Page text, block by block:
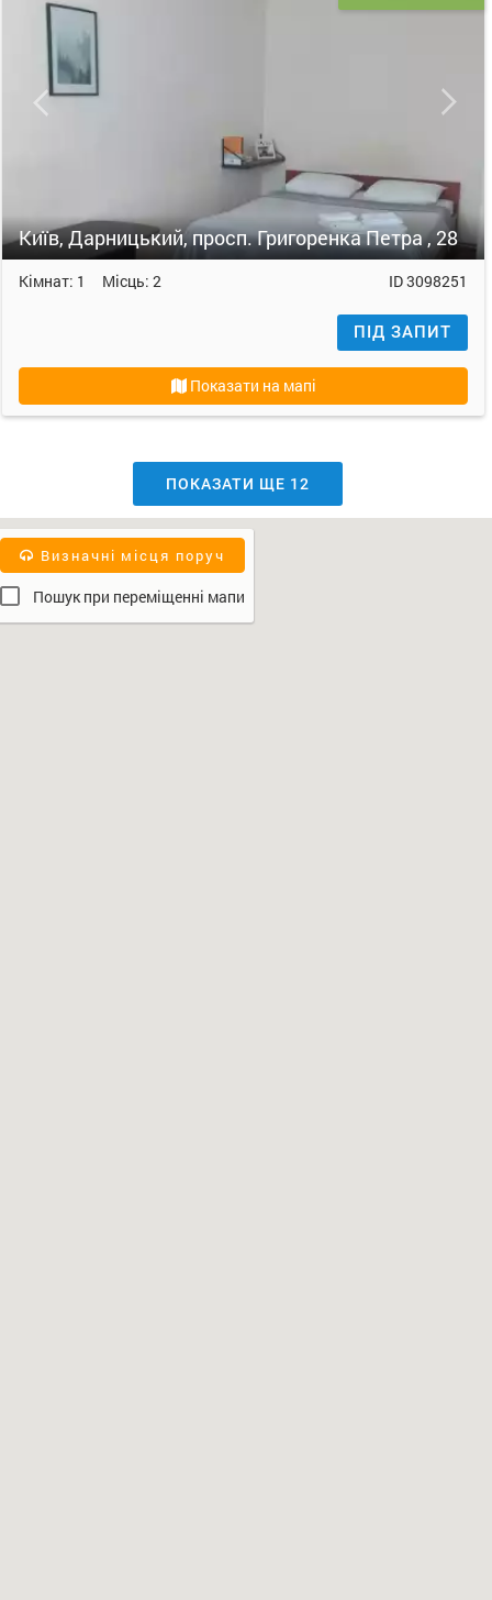
Київ, Дарницький, просп. Григоренка Петра , 28
Кімнат: 1 Місць: 2 ID3098251
ПІД ЗАПИТ
Показати на мапі
ПОКАЗАТИ ЩЕ 12
Визначні місця поруч
Пошук при переміщенні мапи